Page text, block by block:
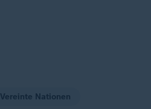
Vereinte Nationen